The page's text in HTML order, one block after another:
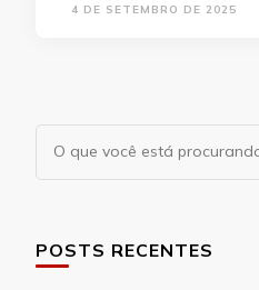
4 DE SETEMBRO DE 2025
Procurando
algo?
POSTS RECENTES